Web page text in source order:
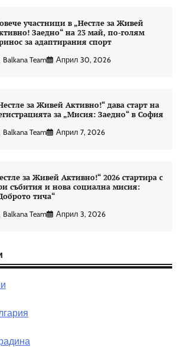
участници в „Нестле за Живей
Заедно“ на 23 май, по-голям
за адаптирания спорт
Balkana Team Април 30, 2026
за Живей Активно!“ дава старт на
за „Мисия: Заедно“ в София
Balkana Team Април 7, 2026
за Живей Активно!“ 2026 стартира с
събития и нова социална мисия:
тича“
Balkana Team Април 3, 2026